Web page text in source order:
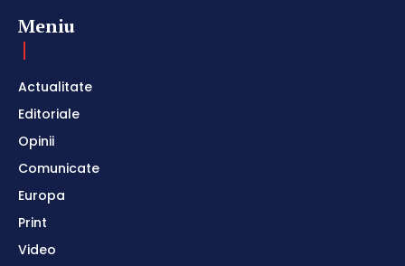
Meniu
Actualitate
Editoriale
Opinii
Comunicate
Europa
Print
Video